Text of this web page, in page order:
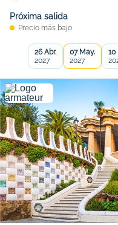
Próxima salida
Precio más bajo
26 Abr.
2027
07 May.
2027
10